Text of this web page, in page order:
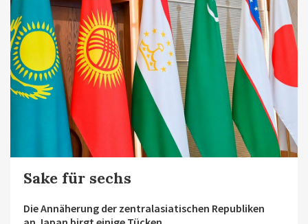
Sake für sechs
Die Annäherung der zentralasiatischen Republiken